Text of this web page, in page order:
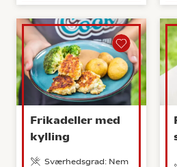
Frikadeller med
kylling
Sværhedsgrad: Nem